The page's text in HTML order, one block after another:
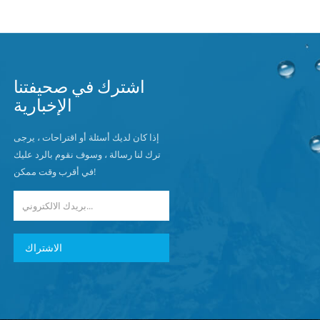
اشترك في صحيفتنا
الإخبارية
إذا كان لديك أسئلة أو اقتراحات ، يرجى
ترك لنا رسالة ، وسوف نقوم بالرد عليك
في أقرب وقت ممكن!
الاشتراك